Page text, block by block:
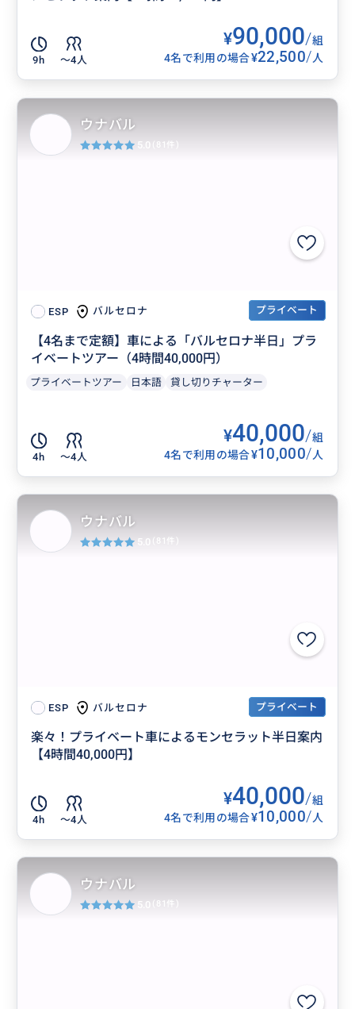
9h 〜4人
¥90,000/組
4名で利用の場合¥22,500/人
ESP バルセロナ プライベート
【4名まで定額】車による「バルセロナ半日」プラ
イベートツアー（4時間40,000円）
プライベートツアー 日本語 貸し切りチャーター
4h 〜4人
¥40,000/組
4名で利用の場合¥10,000/人
ウナバル
5.0 (81件)
ESP バルセロナ プライベート
楽々！プライベート車によるモンセラット半日案内
【4時間40,000円】
4h 〜4人
¥40,000/組
4名で利用の場合¥10,000/人
ウナバル
5.0 (81件)
ウナバル
5.0 (81件)